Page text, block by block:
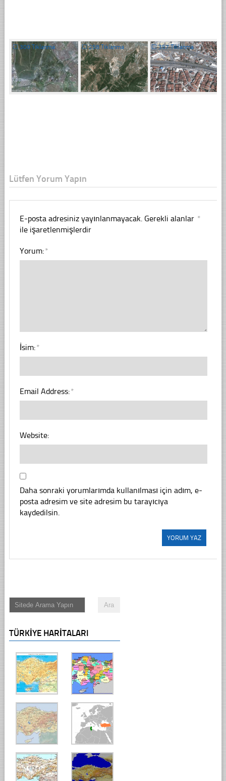
☐300 Tıklanma ☐258 Tıklanma ☐357 Tıklanma
Lütfen Yorum Yapın
E-posta adresiniz yayınlanmayacak. Gerekli alanlar *
ile işaretlenmişlerdir
Yorum:*
İsim:*
Email Address:*
Website:
Daha sonraki yorumlarımda kullanılması için adım, e-
posta adresim ve site adresim bu tarayıcıya
kaydedilsin.
TÜRKIYE HARITALARI